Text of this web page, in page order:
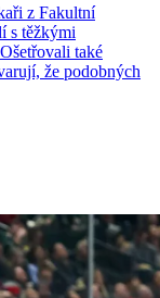
z Fakultní
s těžkými
také
že podobných